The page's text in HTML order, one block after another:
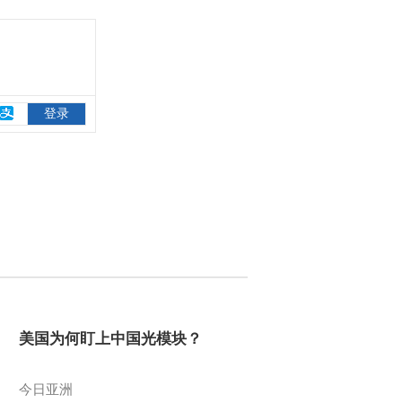
美国为何盯上中国光模块？
今日亚洲